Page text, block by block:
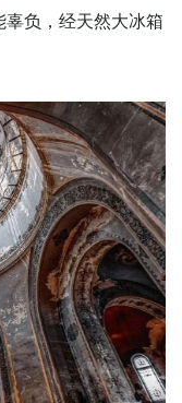
辜负，经天然大冰箱